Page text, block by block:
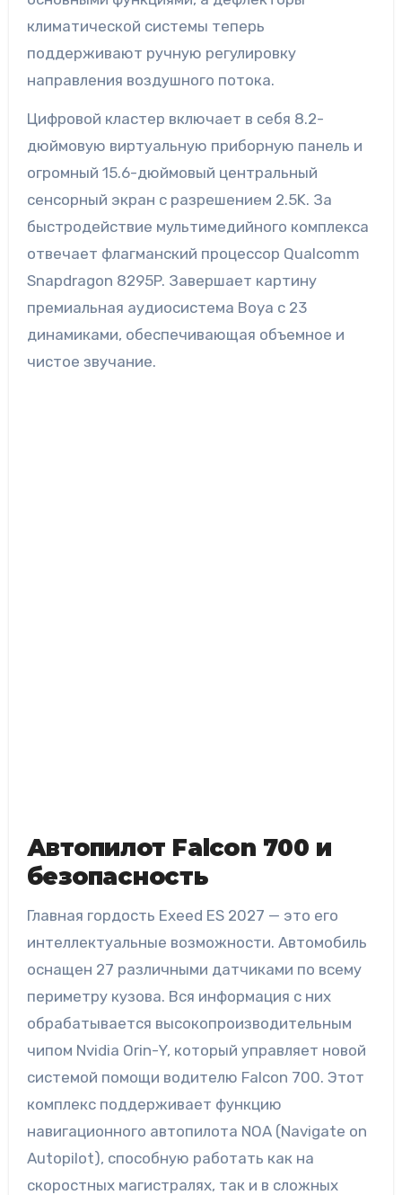
климатической системы теперь
поддерживают ручную регулировку
направления воздушного потока.
Цифровой кластер включает в себя 8.2-
дюймовую виртуальную приборную панель и
огромный 15.6-дюймовый центральный
сенсорный экран с разрешением 2.5K. За
быстродействие мультимедийного комплекса
отвечает флагманский процессор Qualcomm
Snapdragon 8295P. Завершает картину
премиальная аудиосистема Boya с 23
динамиками, обеспечивающая объемное и
чистое звучание.
Автопилот Falcon 700 и
безопасность
Главная гордость Exeed ES 2027 — это его
интеллектуальные возможности. Автомобиль
оснащен 27 различными датчиками по всему
периметру кузова. Вся информация с них
обрабатывается высокопроизводительным
чипом Nvidia Orin-Y, который управляет новой
системой помощи водителю Falcon 700. Этот
комплекс поддерживает функцию
навигационного автопилота NOA (Navigate on
Autopilot), способную работать как на
скоростных магистралях, так и в сложных